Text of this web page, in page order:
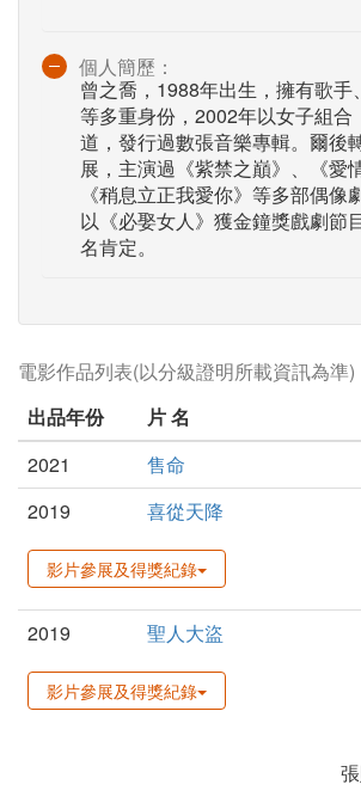
個人簡歷：
曾之喬，1988年出生，擁有歌手
等多重身份，2002年以女子組合
道，發行過數張音樂專輯。爾後
展，主演過《紫禁之巔》、《愛
《稍息立正我愛你》等多部偶像
以《必娶女人》獲金鐘獎戲劇節
名肯定。
電影作品列表(以分級證明所載資訊為準)
出品年份
片 名
2021
售命
2019
喜從天降
影片參展及得獎紀錄
2019 聖人大盜
影片參展及得獎紀錄